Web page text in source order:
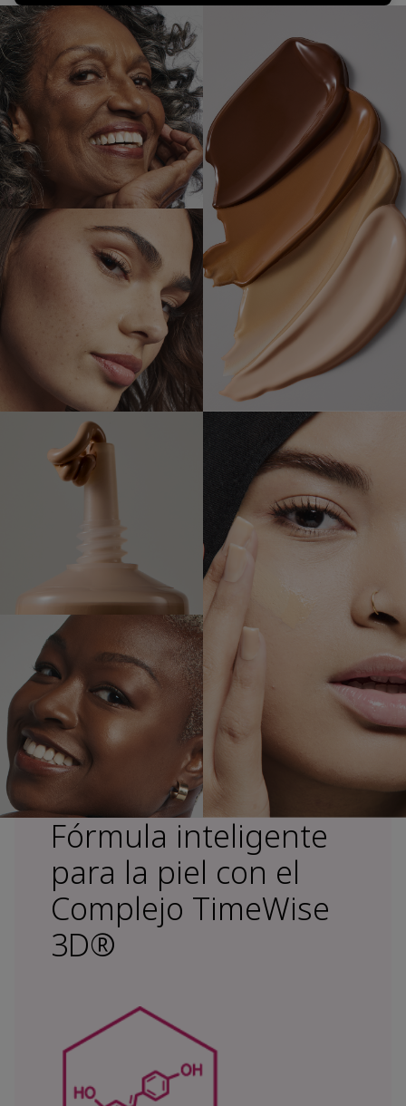
Fórmula inteligente
para la piel con el
Complejo TimeWise
3D®